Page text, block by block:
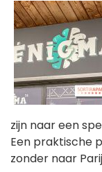
zijn naar een
Een praktische
zonder naar